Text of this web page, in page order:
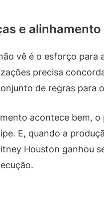
e
vê é o esforço
precisa
de regras para
acontece bem,
E, quando a
Houston ganhou